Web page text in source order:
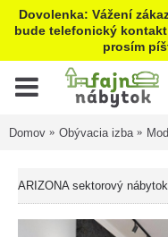
Dovolenka: Vážení
bude telefonický
prosím
Domov Obývacia izba
ARIZONA sektorový nábytok